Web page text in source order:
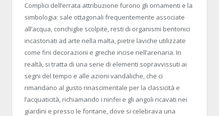
Complici dell’errata attribuzione furono gli ornamenti e la
simbologia: sale ottagonali frequentemente associate
all’acqua, conchiglie scolpite, resti di organismi bentonici
incastonati ad arte nella malta, pietre laviche utilizzate
come fini decorazioni e greche incise nell’arenaria. In
realtà, si tratta di una serie di elementi sopravvissuti ai
segni del tempo e alle azioni vandaliche, che ci
rimandano al gusto rinascimentale per la classicità e
l’acquaticità, richiamando i ninfei e gli angoli ricavati nei
giardini e presso le fontane, dove si celebrava una